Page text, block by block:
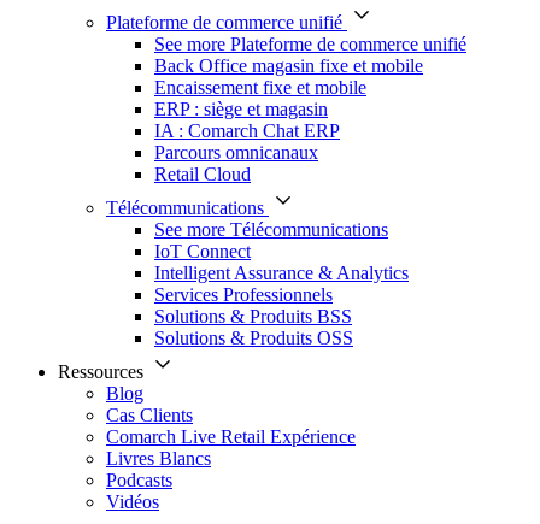
Plateforme de commerce unifié
See more Plateforme de commerce unifié
Back Office magasin fixe et mobile
Encaissement fixe et mobile
ERP : siège et magasin
IA : Comarch Chat ERP
Parcours omnicanaux
Retail Cloud
Télécommunications
See more Télécommunications
IoT Connect
Intelligent Assurance & Analytics
Services Professionnels
Solutions & Produits BSS
Solutions & Produits OSS
Ressources
Blog
Cas Clients
Comarch Live Retail Expérience
Livres Blancs
Podcasts
Vidéos